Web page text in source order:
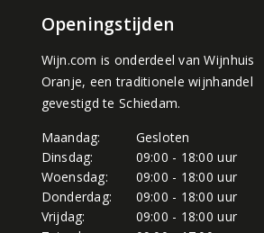
Openingstijden
Wijn.com is onderdeel vanWijnhuis
Oranje, een traditionele wijnhandel
gevestigd te Schiedam.
Maandag:
Gesloten
Dinsdag:
09:00 - 18:00 uur
Woensdag:
09:00 - 18:00 uur
Donderdag:
09:00 - 18:00 uur
Vrijdag:
09:00 - 18:00 uur